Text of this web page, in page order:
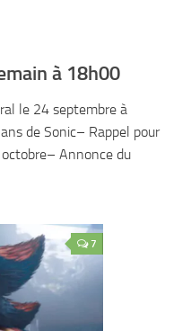
à 18h00
le 24 septembre à
de Sonic– Rappel pour
Annonce du
7